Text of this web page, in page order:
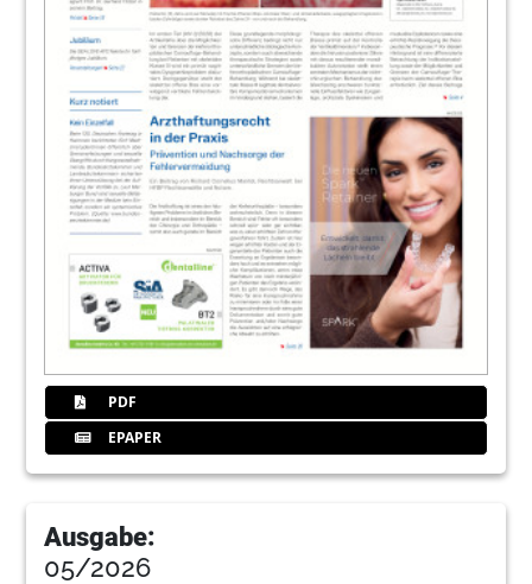
PDF
EPAPER
Ausgabe:
05/2026